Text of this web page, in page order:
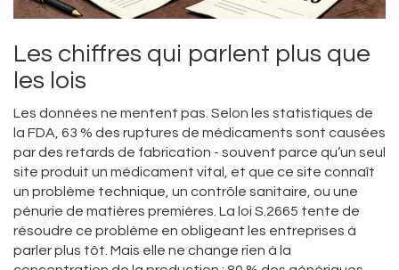
Les chiffres qui parlent plus que
les lois
Les données ne mentent pas. Selon les statistiques de
la FDA, 63 % des ruptures de médicaments sont causées
par des retards de fabrication - souvent parce qu’un seul
site produit un médicament vital, et que ce site connaît
un problème technique, un contrôle sanitaire, ou une
pénurie de matières premières. La loi S.2665 tente de
résoudre ce problème en obligeant les entreprises à
parler plus tôt. Mais elle ne change rien à la